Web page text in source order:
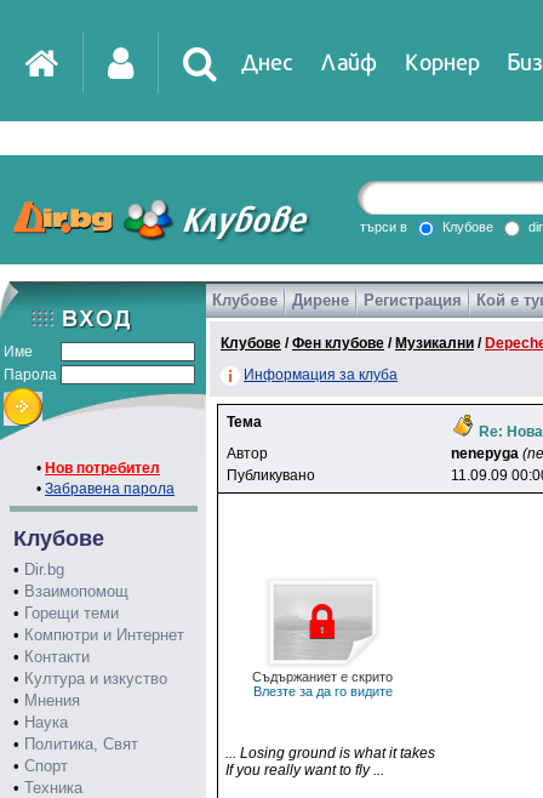
Днес Лайф Корнер
DirTV Impressio
Games
търси в Клубове
Име
Парола
• Нов потребител
• Забравена парола
Клубове
• Dir.bg
• Взаимопомощ
• Горещи теми
• Компютри и Интернет
• Контакти
• Култура и изкуство
• Мнения
• Наука
• Политика, Свят
• Спорт
• Техника
Клубове Дирене Регистрация Кой е
Клубове /Фен клубове / Музикални /
Информация за клуба
Тема
Re:
Автор
nenepyga
Публикувано
11.09.09
Съдържаниет е скрито
Влезте за да го видите
... Losing ground is what it takes
If you really want to fly ...